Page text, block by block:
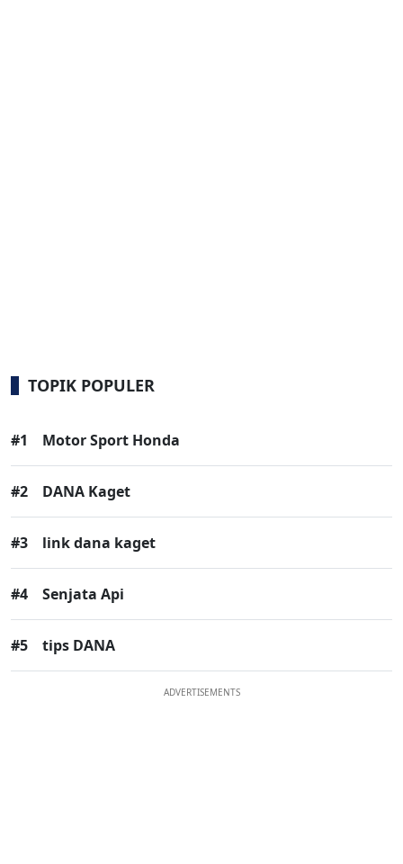
TOPIK POPULER
#1 Motor Sport Honda
#2 DANA Kaget
#3 link dana kaget
#4 Senjata Api
#5 tips DANA
ADVERTISEMENTS